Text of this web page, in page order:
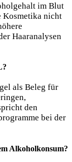
im Blut
Kosmetika nicht
Haaranalysen
als Beleg für
den
bei der
Alkoholkonsum?